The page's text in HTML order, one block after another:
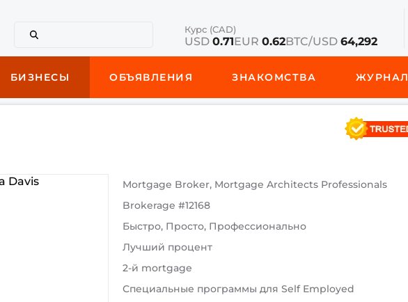
Курс (CAD)
USD 0.71EUR 0.62BTC/USD 64,292
БИЗНЕСЫ ОБЪЯВЛЕНИЯ ЗНАКОМСТВА ЖУРНАЛ
Mortgage Broker, Mortgage Architects Professionals
Brokerage #12168
Быстро, Просто, Профессионально
Лучший процент
2-й mortgage
Специальные программы для Self Employed